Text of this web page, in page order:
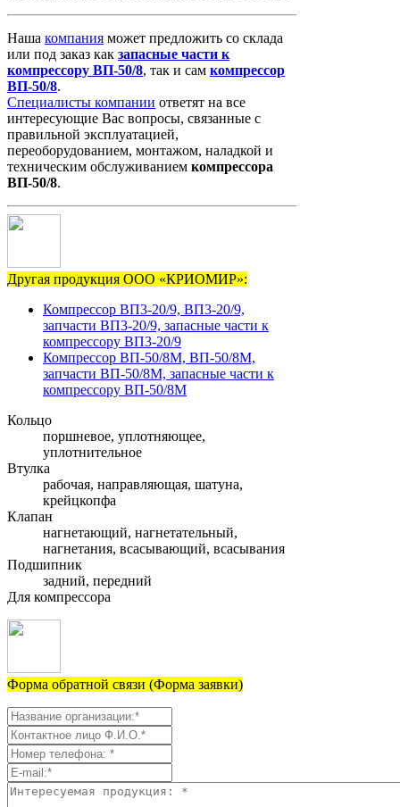
Наша компания может предложить со склада
или под заказ как запасные части к
компрессору ВП-50/8, так и сам компрессор
ВП-50/8.
Специалисты компании ответят на все
интересующие Вас вопросы, связанные с
правильной эксплуатацией,
переоборудованием, монтажом, наладкой и
техническим обслуживанием компрессора
ВП-50/8.
Другая продукция ООО «КРИОМИР»:
Компрессор ВП3-20/9, ВП3-20/9,
запчасти ВП3-20/9, запасные части к
компрессору ВП3-20/9
Компрессор ВП-50/8М, ВП-50/8М,
запчасти ВП-50/8М, запасные части к
компрессору ВП-50/8М
Кольцо
поршневое, уплотняющее,
уплотнительное
Втулка
рабочая, направляющая, шатуна,
крейцкопфа
Клапан
нагнетающий, нагнетательный,
нагнетания, всасывающий, всасывания
Подшипник
задний, передний
Для компрессора
Форма обратной связи (Форма заявки)